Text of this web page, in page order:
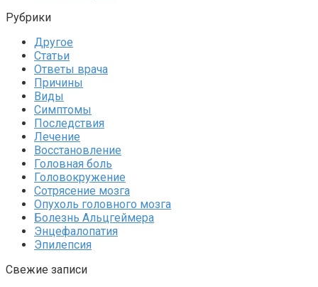
Рубрики
Другое
Статьи
Ответы врача
Причины
Виды
Симптомы
Последствия
Лечение
Восстановление
Головная боль
Головокружение
Сотрясение мозга
Опухоль головного мозга
Болезнь Альцгеймера
Энцефалопатия
Эпилепсия
Свежие записи